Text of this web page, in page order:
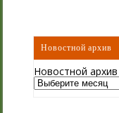
Новостной архив
Новостной архив